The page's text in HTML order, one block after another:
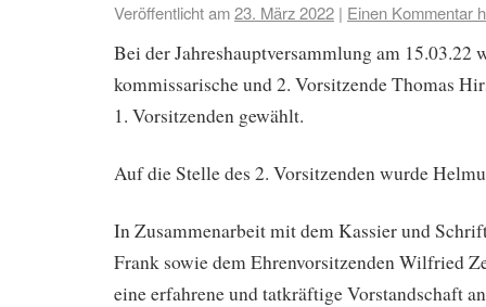
Veröffentlicht am23. März 2022 | Einen Kommentar
Bei der Jahreshauptversammlung am 15.03.22
kommissarische und 2. Vorsitzende Thomas
1. Vorsitzenden gewählt.
Auf die Stelle des 2. Vorsitzenden wurde
In Zusammenarbeit mit dem Kassier und
Frank sowie dem Ehrenvorsitzenden Wilfried
eine erfahrene und tatkräftige Vorstandschaft